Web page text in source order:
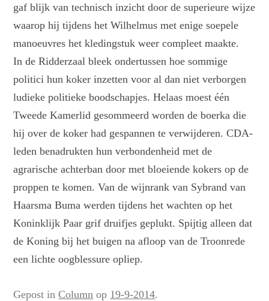
gaf blijk van technisch inzicht door de superieure wijze
waarop hij tijdens het Wilhelmus met enige soepele
manoeuvres het kledingstuk weer compleet maakte.
In de Ridderzaal bleek ondertussen hoe sommige
politici hun koker inzetten voor al dan niet verborgen
ludieke politieke boodschapjes. Helaas moest één
Tweede Kamerlid gesommeerd worden de boerka die
hij over de koker had gespannen te verwijderen. CDA-
leden benadrukten hun verbondenheid met de
agrarische achterban door met bloeiende kokers op de
proppen te komen. Van de wijnrank van Sybrand van
Haarsma Buma werden tijdens het wachten op het
Koninklijk Paar grif druifjes geplukt. Spijtig alleen dat
de Koning bij het buigen na afloop van de Troonrede
een lichte oogblessure opliep.
Gepost inColumn op 19-9-2014.